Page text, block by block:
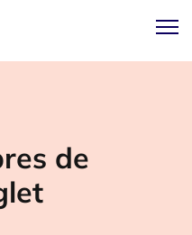
de